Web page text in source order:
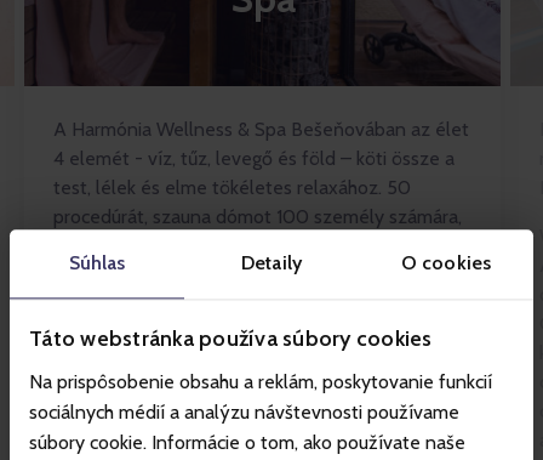
Súhlas Detaily O cookies
Táto webstránka používa súbory cookies
Na prispôsobenie obsahu a reklám, poskytovanie funkcií
sociálnych médií a analýzu návštevnosti používame
súbory cookie. Informácie o tom, ako používate naše
A Harmónia Wellness & Spa Bešeňovában az élet
4 elemét - víz, tűz, levegő és föld – köti össze a
test, lélek és elme tökéletes relaxához. 50
procedúrát, szauna dómot 100 személy számára,
kínálja. Nem hiányoznak a lehűtő zónák, jakuzzik
és rendszeres szaunarituálék professzionális
szaunamesterrel.